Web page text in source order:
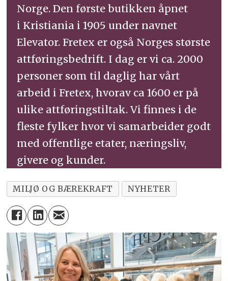
Norge. Den første butikken åpnet
i Kristiania i 1905 under navnet
Elevator. Fretex er også Norges største
attføringsbedrift. I dag er vi ca. 2000
personer som til daglig har vårt
arbeid i Fretex, hvorav ca 1600 er på
ulike attføringstiltak. Vi finnes i de
fleste fylker hvor vi samarbeider godt
med offentlige etater, næringsliv,
givere og kunder.
MILJØ OG BÆREKRAFT NYHETER